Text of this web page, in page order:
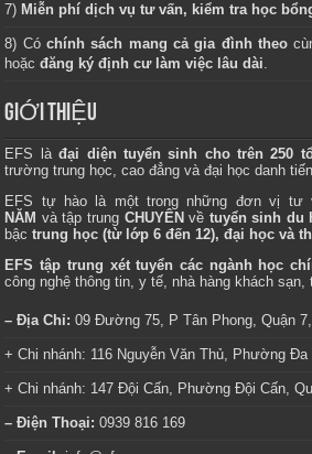
7) Miễn phí dịch vụ tư vấn, kiểm tra học
8) Cóchính sách mang cả gia đình theo
hoặcđăng ký định cư làm việc lâu dài.
GIỚI THIỆU
EFS làđại diện tuyển sinh cho trên 250
trường trung học, cao đẳng và đại học danh
EFS tự hào là một trong những đơn vị tư
NĂM và tập trung CHUYÊN về tuyển sinh du
bậctrung học (từ lớp 6 đến 12), đại học và
EFS tập trung xét tuyển các ngành học
công nghệ thông tin, y tế, nhà hàng khách sạn,
– Địa Chỉ: 09 Đường 75, P Tân Phong, Quận
+ Chi nhánh: 116 Nguyễn Văn Thủ, Phường Đa
+ Chi nhánh: 147 Đội Cấn, Phường Đội Cấn,
– Điện Thoại: 0939 816 169